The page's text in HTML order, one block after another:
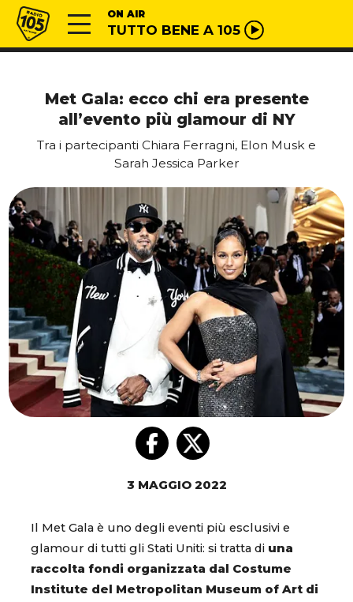
Vai al contenuto
Radio 105 ON AIR
TUTTO BENE A 105
Met Gala: ecco chi era presente
all’evento più glamour di NY
Tra i partecipanti Chiara Ferragni, Elon Musk e
Sarah Jessica Parker
3 MAGGIO 2022
Il Met Gala è uno degli eventi più esclusivi e
glamour di tutti gli Stati Uniti: si tratta di una
raccolta fondi organizzata dal Costume
Institute del Metropolitan Museum of Art di